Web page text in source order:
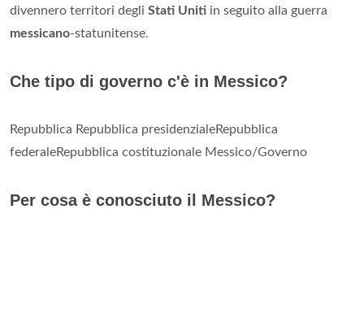
divennero territori degli Stati Uniti in seguito alla guerra
messicano-statunitense.
Che tipo di governo c'è in Messico?
Repubblica Repubblica presidenzialeRepubblica
federaleRepubblica costituzionale Messico/Governo
Per cosa è conosciuto il Messico?